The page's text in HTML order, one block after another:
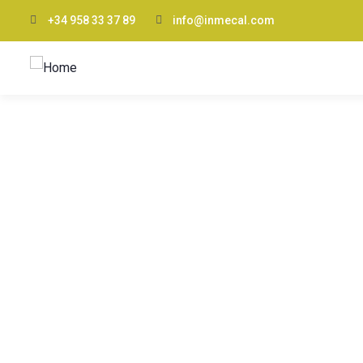
+34 958 33 37 89 info@inmecal.com